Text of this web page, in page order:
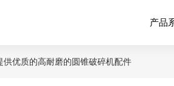
产品
供优质的高耐磨的圆锥破碎机配件